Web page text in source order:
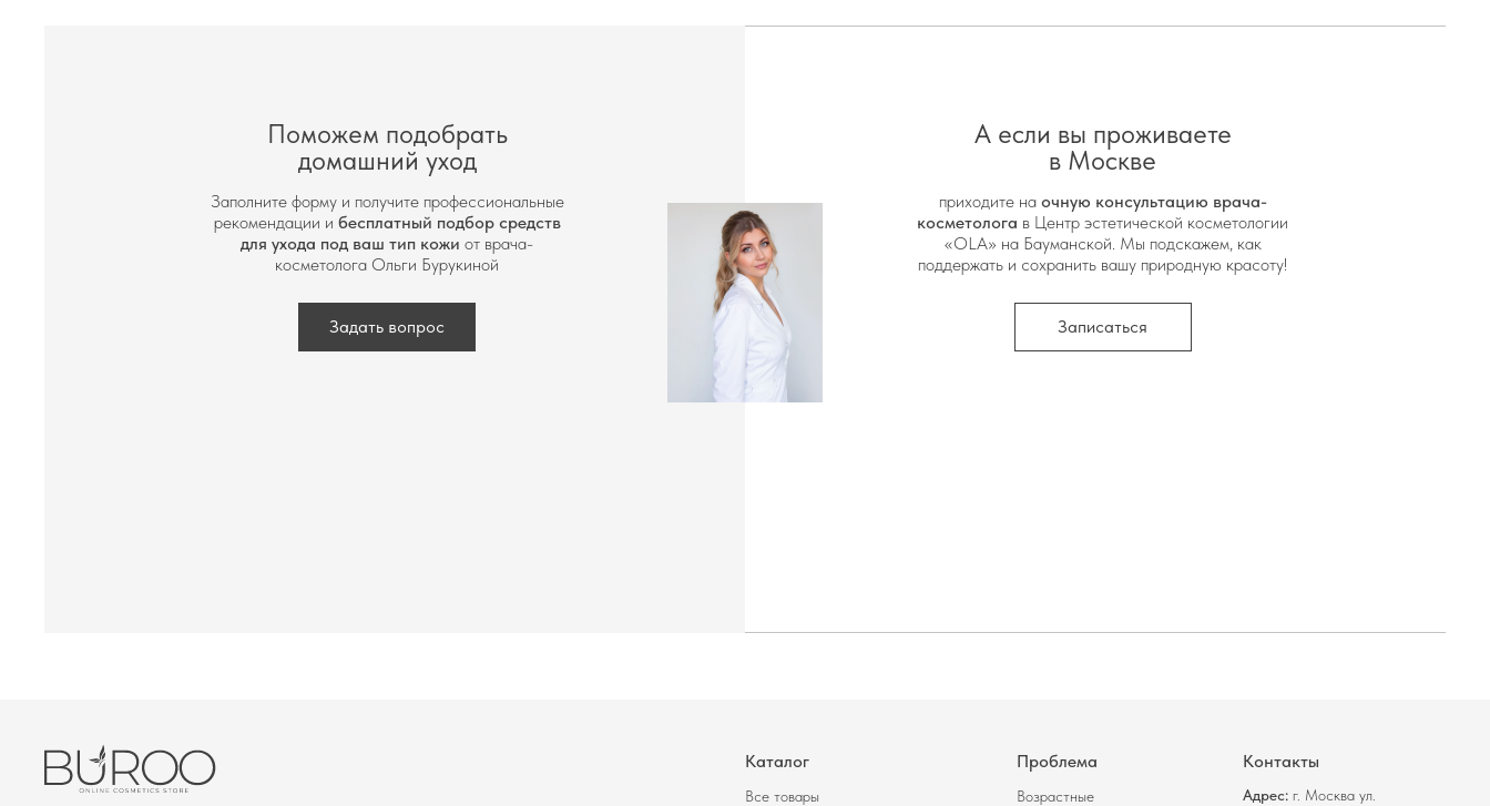
приходите на очную консультацию врача-
косметолога в Центр эстетической косметологии
«OLA» на Бауманской. Мы подскажем, как
поддержать и сохранить вашу природную красоту!
А если вы проживаете
в Москве
Записаться
Задать вопрос
Поможем подобрать
домашний уход
Заполните форму и получите профессиональные
рекомендации и бесплатный подбор средств
для ухода под ваш тип кожи от врача-
косметолога Ольги Бурукиной
Адрес: г. Москва ул.
Контакты
Возрастные
Проблема
Каталог
Все товары